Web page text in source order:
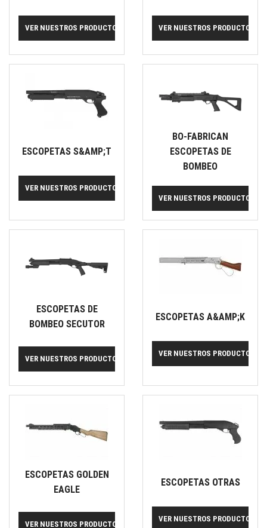
VER NUESTROS PRODUCTOS VER NUESTROS PRODUCTOS
ESCOPETAS S&AMP;T
VER NUESTROS PRODUCTOS
BO-FABRICAN
ESCOPETAS DE
BOMBEO
VER NUESTROS PRODUCTOS
ESCOPETAS DE
BOMBEO SECUTOR
VER NUESTROS PRODUCTOS
ESCOPETAS A&AMP;K
VER NUESTROS PRODUCTOS
ESCOPETAS GOLDEN
EAGLE
VER NUESTROS PRODUCTOS
ESCOPETAS OTRAS
VER NUESTROS PRODUCTOS